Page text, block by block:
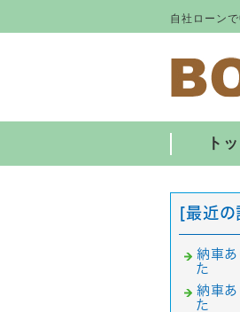
自社ローン
ト
[最近の
納車あ
た
納車あ
た